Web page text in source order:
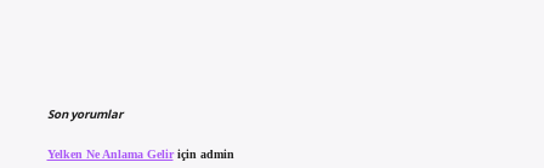
Son yorumlar
Yelken Ne Anlama Geliriçin admin